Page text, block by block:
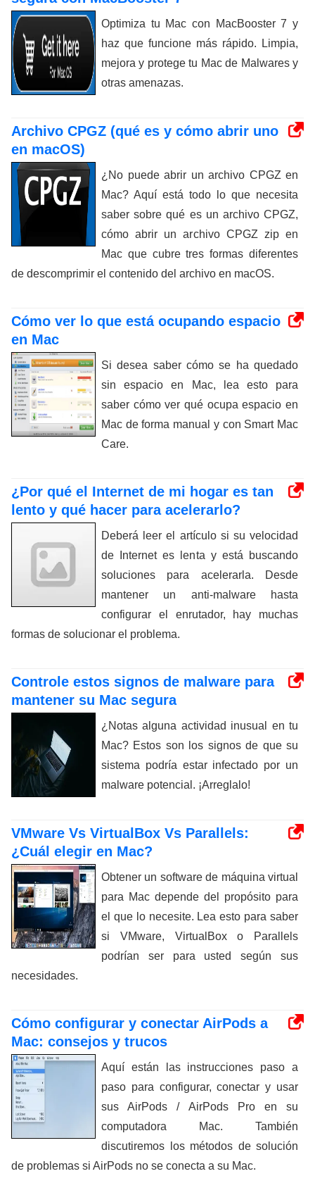
Optimiza tu Mac con MacBooster 7 y
haz que funcione más rápido. Limpia,
mejora y protege tu Mac de Malwares y
otras amenazas.
Archivo CPGZ (qué es y cómo abrir uno
en macOS)
¿No puede abrir un archivo CPGZ en
Mac? Aquí está todo lo que necesita
saber sobre qué es un archivo CPGZ,
cómo abrir un archivo CPGZ zip en
Mac que cubre tres formas diferentes
de descomprimir el contenido del archivo en macOS.
Cómo ver lo que está ocupando espacio
en Mac
Si desea saber cómo se ha quedado
sin espacio en Mac, lea esto para
saber cómo ver qué ocupa espacio en
Mac de forma manual y con Smart Mac
Care.
¿Por qué el Internet de mi hogar es tan
lento y qué hacer para acelerarlo?
Deberá leer el artículo si su velocidad
de Internet es lenta y está buscando
soluciones para acelerarla. Desde
mantener un anti-malware hasta
configurar el enrutador, hay muchas
formas de solucionar el problema.
Controle estos signos de malware para
mantener su Mac segura
¿Notas alguna actividad inusual en tu
Mac? Estos son los signos de que su
sistema podría estar infectado por un
malware potencial. ¡Arreglalo!
VMware Vs VirtualBox Vs Parallels:
¿Cuál elegir en Mac?
Obtener un software de máquina virtual
para Mac depende del propósito para
el que lo necesite. Lea esto para saber
si VMware, VirtualBox o Parallels
podrían ser para usted según sus
necesidades.
Cómo configurar y conectar AirPods a
Mac: consejos y trucos
Aquí están las instrucciones paso a
paso para configurar, conectar y usar
sus AirPods / AirPods Pro en su
computadora Mac. También
discutiremos los métodos de solución
de problemas si AirPods no se conecta a su Mac.